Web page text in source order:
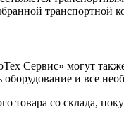
транспортной
Сервис» могут
оборудование и все
товара со склада,